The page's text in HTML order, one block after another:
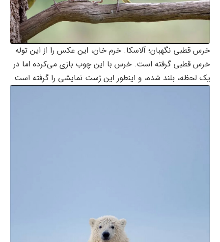
خرس قطبی نگهبان؛ آلاسکا. خرم خان، این عکس را از این توله
خرس قطبی گرفته است. خرس با این چوب بازی می‌کرده اما در
یک لحظه، بلند شده، و اینطور این ژست نمایشی را گرفته است.